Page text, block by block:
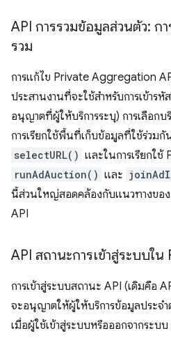
API การรวมข้อมูลส่วนตัว: ก
รวม
การแก้ไข Private Aggregation
ประสานงานที่จะใช้สำหรับการเข้ารหั
อนุญาตที่ผู้ให้บริการระบุ) การเลือกบ
การเรียกใช้พื้นที่เก็บข้อมูลที่ใช้ร่วมกั
selectURL() และในการเรียกใ
runAdAuction() และ
นี้ส่วนใหญ่สอดคล้องกับแนวทางขอ
API
API สถานะการเข้าสู่ระบบใน
การเข้าสู่ระบบสถานะ API (เดิมคือ
จะอนุญาตให้ผู้ให้บริการข้อมูลประจ
เมื่อผู้ใช้เข้าสู่ระบบหรือออกจากระบบ